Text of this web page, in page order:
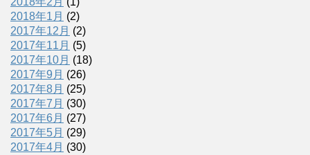
2018年1月 (2)
2017年12月 (2)
2017年11月 (5)
2017年10月 (18)
2017年9月 (26)
2017年8月 (25)
2017年7月 (30)
2017年6月 (27)
2017年5月 (29)
2017年4月 (30)